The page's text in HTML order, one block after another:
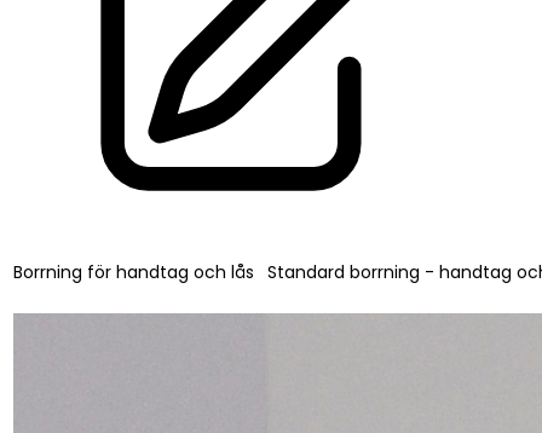
Borrning för handtag och lås Standard borrning - handtag